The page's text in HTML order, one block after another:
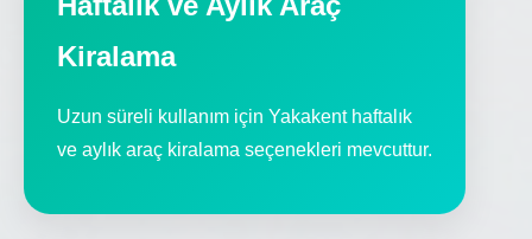
Kiralama
Uzun süreli kullanım için Yakakent haftalık
ve aylık araç kiralama seçenekleri mevcuttur.